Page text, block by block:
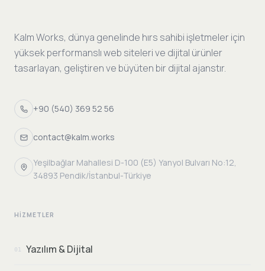
Kalm Works, dünya genelinde hırs sahibi işletmeler için
yüksek performanslı web siteleri ve dijital ürünler
tasarlayan, geliştiren ve büyüten bir dijital ajanstır.
+90 (540) 369 52 56
contact@kalm.works
Yeşilbağlar Mahallesi D-100 (E5) Yanyol Bulvarı No:12,
34893 Pendik/İstanbul-Türkiye
HIZMETLER
01 Yazılım & Dijital